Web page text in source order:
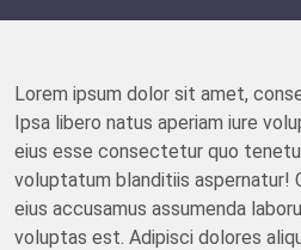
Lorem ipsum dolor sit amet,
Ipsa libero natus aperiam iure
eius esse consectetur quo
voluptatum blanditiis aspernatur!
eius accusamus assumenda
voluptas est. Adipisci dolores